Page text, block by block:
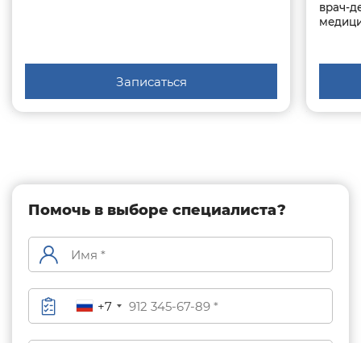
Записаться
врач-
Помочь в выборе специалиста?
+7